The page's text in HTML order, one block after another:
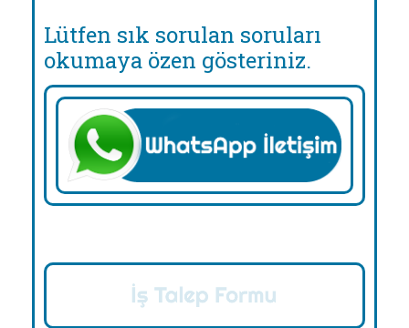
Lütfen sık sorulan soruları
okumaya özen gösteriniz.